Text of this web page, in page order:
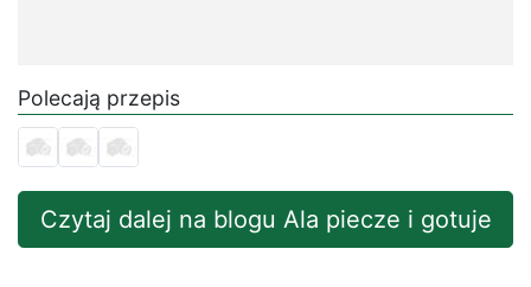
Polecają przepis
Czytaj dalej na blogu Ala piecze i gotuje